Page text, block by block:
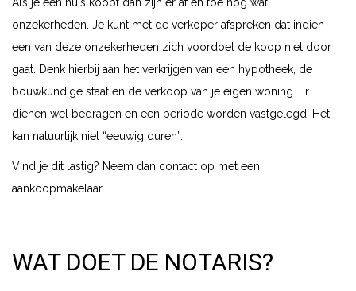
onzekerheden. Je kunt met de verkoper afspreken dat indien
een van deze onzekerheden zich voordoet de koop niet door
gaat. Denk hierbij aan het verkrijgen van een hypotheek, de
bouwkundige staat en de verkoop van je eigen woning. Er
dienen wel bedragen en een periode worden vastgelegd. Het
kan natuurlijk niet “eeuwig duren”.
Vind je dit lastig? Neem dan contact op met een
aankoopmakelaar.
WAT DOET DE NOTARIS?